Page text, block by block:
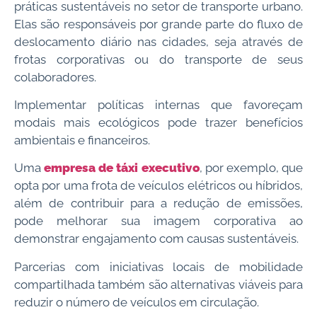
práticas sustentáveis no setor de transporte urbano.
Elas são responsáveis por grande parte do fluxo de
deslocamento diário nas cidades, seja através de
frotas corporativas ou do transporte de seus
colaboradores.
Implementar políticas internas que favoreçam
modais mais ecológicos pode trazer benefícios
ambientais e financeiros.
Umaempresa de táxi executivo, por exemplo, que
opta por uma frota de veículos elétricos ou híbridos,
além de contribuir para a redução de emissões,
pode melhorar sua imagem corporativa ao
demonstrar engajamento com causas sustentáveis.
Parcerias com iniciativas locais de mobilidade
compartilhada também são alternativas viáveis para
reduzir o número de veículos em circulação.